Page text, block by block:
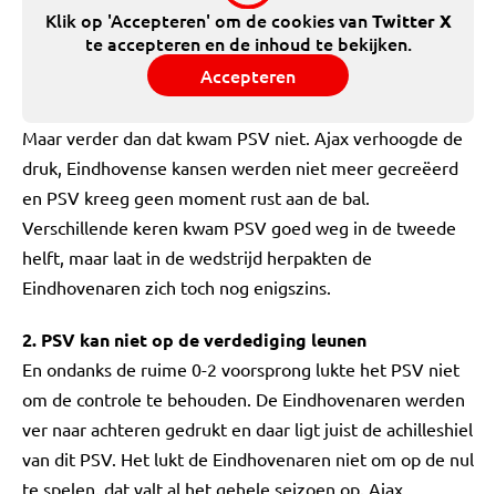
Klik op 'Accepteren' om de cookies vanTwitter X
te accepteren en de inhoud te bekijken.
Accepteren
Maar verder dan dat kwam PSV niet. Ajax verhoogde de
druk, Eindhovense kansen werden niet meer gecreëerd
en PSV kreeg geen moment rust aan de bal.
Verschillende keren kwam PSV goed weg in de tweede
helft, maar laat in de wedstrijd herpakten de
Eindhovenaren zich toch nog enigszins.
2. PSV kan niet op de verdediging leunen
En ondanks de ruime 0-2 voorsprong lukte het PSV niet
om de controle te behouden. De Eindhovenaren werden
ver naar achteren gedrukt en daar ligt juist de achilleshiel
van dit PSV. Het lukt de Eindhovenaren niet om op de nul
te spelen, dat valt al het gehele seizoen op. Ajax